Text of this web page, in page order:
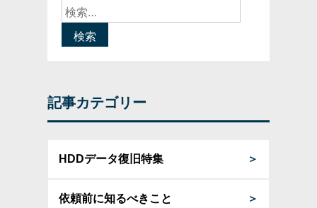
検
索:
記事カテゴリー
HDDデータ復旧特集 ＞
依頼前に知るべきこと ＞